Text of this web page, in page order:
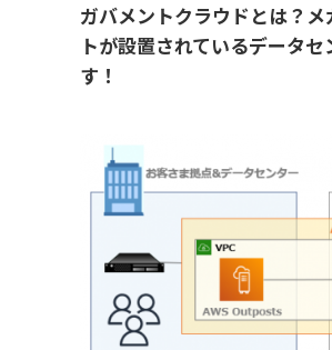
ガバメントクラウドとは？
トが設置されているデータ
す！